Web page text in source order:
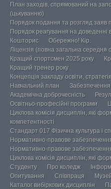
План заходів, спрямований на
(цькуванню)
Порядок подання та розгляд заяв
Порядок реагування на доведенні
Кошторис
Обережно! Кір.
Ліцензія (повна загальна середня
Кращий спортсмен 2025 року
Кращий тренер року
Концепція закладу освіти,
Навчальний план
Академічна доброчесність
Освітньо-професійні програми
Циклова комісія дисциплін, які
компетентності
Стандарт 017 Фізична культура і
Нормативно-правове
Нормативно-правове
Циклова комісія дисциплін, які
Студенту
Про коледж
Опитування
Співпраця
Каталог вибіркових дисциплін